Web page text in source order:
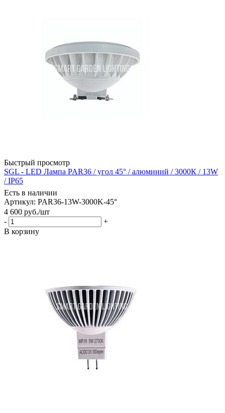
Быстрый просмотр
SGL - LED Лампа PAR36 / угол 45° / алюминий / 3000К / 13W
/ IP65
Есть в наличии
Артикул: PAR36-13W-3000K-45°
4 600 руб./шт
-
+
В корзину